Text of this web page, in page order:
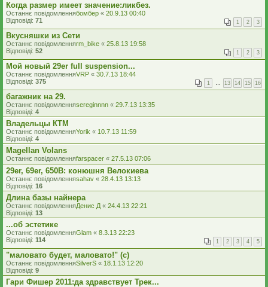
Когда размер имеет значение:ликбез.
Останнє повідомленнябомбер « 20.9.13 00:40
Відповіді: 71 1 2 3
Вкусняшки из Сети
Останнє повідомленняrm_bike « 25.8.13 19:58
Відповіді: 52 1 2 3
Мой новый 29er full suspension...
Останнє повідомленняVRP « 30.7.13 18:44
Відповіді: 375 1 … 13 14 15 16
багажник на 29.
Останнє повідомленняsereginnnn « 29.7.13 13:35
Відповіді: 4
Владельцы КТМ
Останнє повідомленняYorik « 10.7.13 11:59
Відповіді: 4
Magellan Volans
Останнє повідомленняfarspacer « 27.5.13 07:06
29er, 69er, 650B: конюшня Велокиева
Останнє повідомленняsahav « 28.4.13 13:13
Відповіді: 16
Длина базы найнера
Останнє повідомленняДенис Д « 24.4.13 22:21
Відповіді: 13
...об эстетике
Останнє повідомленняGlam « 8.3.13 22:23
Відповіді: 114 1 2 3 4 5
"маловато будет, маловато!" (с)
Останнє повідомленняSilverS « 18.1.13 12:20
Відповіді: 9
Гари Фишер 2011:да здравствует Трек...